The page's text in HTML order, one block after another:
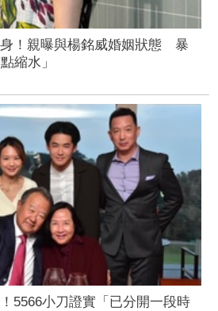
！親曝與楊銘威婚姻狀態 暴
縮水」
5566小刀證實「已分開一段時